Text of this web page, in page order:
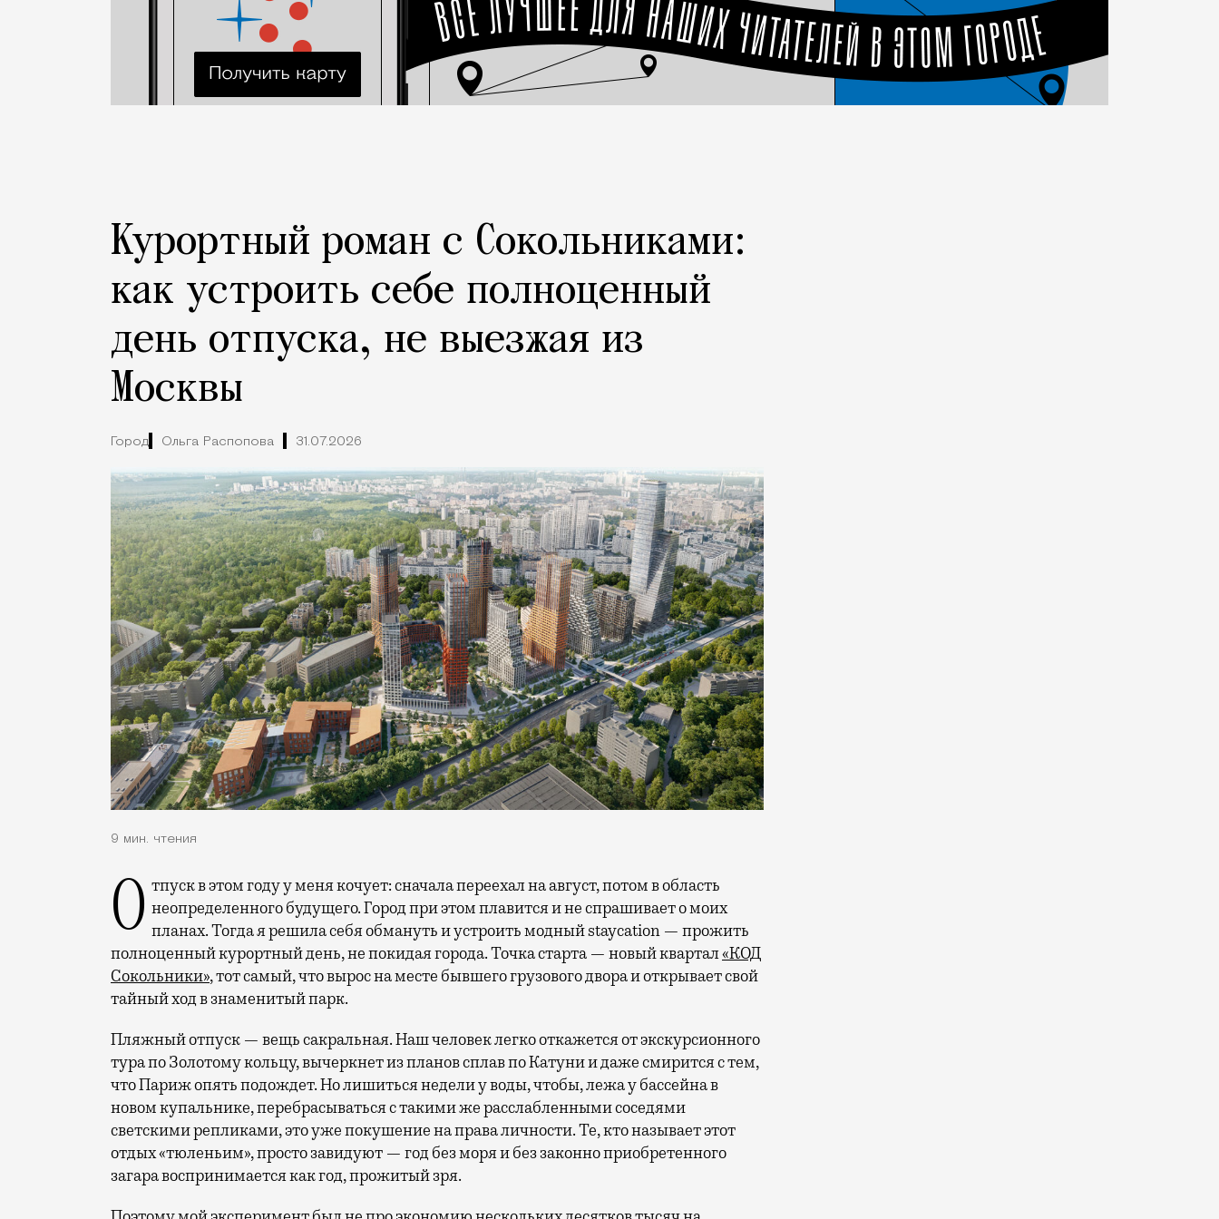
Курортный роман с Сокольниками:
как устроить себе полноценный
день отпуска, не выезжая из
Москвы
Город Ольга Распопова 31.07.2026
9 мин. чтения
Отпуск в этом году у меня кочует: сначала переехал на август, потом в область неопределенного будущего. Город при этом плавится и не спрашивает о моих
планах. Тогда я решила себя обмануть и устроить модный staycation — прожить
полноценный курортный день, не покидая города. Точка старта — новый квартал«КОД
Сокольники», тот самый, что вырос на месте бывшего грузового двора и открывает свой
тайный ход в знаменитый парк.
Пляжный отпуск — вещь сакральная. Наш человек легко откажется от экскурсионного
тура по Золотому кольцу, вычеркнет из планов сплав по Катуни и даже смирится с тем,
что Париж опять подождет. Но лишиться недели у воды, чтобы, лежа у бассейна в
новом купальнике, перебрасываться с такими же расслабленными соседями
светскими репликами, это уже покушение на права личности. Те, кто называет этот
отдых «тюленьим», просто завидуют — год без моря и без законно приобретенного
загара воспринимается как год, прожитый зря.